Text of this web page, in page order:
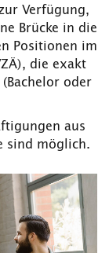
Verfügung,
Brücke in die
Positionen im
die exakt
oder
aus
sind möglich.